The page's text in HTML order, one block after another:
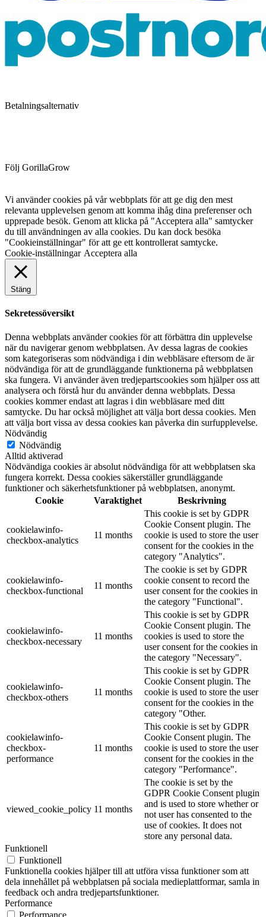
Betalningsalternativ
Följ GorillaGrow
Vi använder cookies på vår webbplats för att ge dig den mest
relevanta upplevelsen genom att komma ihåg dina preferenser och
upprepade besök. Genom att klicka på "Acceptera alla" samtycker
du till användningen av alla cookies. Du kan dock besöka
"Cookieinställningar" för att ge ett kontrollerat samtycke.
Cookie-inställningar Acceptera alla
Stäng
Sekretessöversikt
Denna webbplats använder cookies för att förbättra din upplevelse
när du navigerar genom webbplatsen. Av dessa lagras de cookies
som kategoriseras som nödvändiga i din webbläsare eftersom de är
nödvändiga för att de grundläggande funktionerna på webbplatsen
ska fungera. Vi använder även tredjepartscookies som hjälper oss att
analysera och förstå hur du använder denna webbplats. Dessa
cookies kommer endast att lagras i din webbläsare med ditt
samtycke. Du har också möjlighet att välja bort dessa cookies. Men
att välja bort vissa av dessa cookies kan påverka din surfupplevelse.
Nödvändig
Nödvändig
Alltid aktiverad
Nödvändiga cookies är absolut nödvändiga för att webbplatsen ska
fungera korrekt. Dessa cookies säkerställer grundläggande
funktioner och säkerhetsfunktioner på webbplatsen, anonymt.
Cookie
Varaktighet Beskrivning
cookielawinfo-
checkbox-analytics
11 months
This cookie is set by GDPR
Cookie Consent plugin. The
cookie is used to store the user
consent for the cookies in the
category "Analytics".
cookielawinfo-
checkbox-functional
11 months
The cookie is set by GDPR
cookie consent to record the
user consent for the cookies in
the category "Functional".
cookielawinfo-
checkbox-necessary
11 months
This cookie is set by GDPR
Cookie Consent plugin. The
cookies is used to store the
user consent for the cookies in
the category "Necessary".
cookielawinfo-
checkbox-others
11 months
This cookie is set by GDPR
Cookie Consent plugin. The
cookie is used to store the user
consent for the cookies in the
category "Other.
cookielawinfo-
checkbox-
performance
11 months
This cookie is set by GDPR
Cookie Consent plugin. The
cookie is used to store the user
consent for the cookies in the
category "Performance".
viewed_cookie_policy 11 months
The cookie is set by the
GDPR Cookie Consent plugin
and is used to store whether or
not user has consented to the
use of cookies. It does not
store any personal data.
Funktionell
Funktionell
Funktionella cookies hjälper till att utföra vissa funktioner som att
dela innehållet på webbplatsen på sociala medieplattformar, samla in
feedback och andra tredjepartsfunktioner.
Performance
Performance